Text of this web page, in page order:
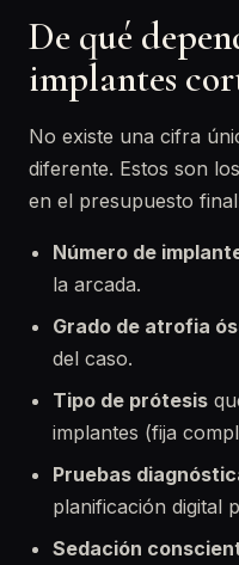
De qué
implantes
No existe una cifra
diferente. Estos son
en el presupuesto
Número de
la arcada.
Grado de atrofia
del caso.
Tipo de prótesis
implantes (fija
Pruebas
planificación digital
Sedación